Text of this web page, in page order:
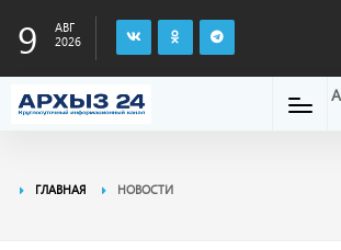
9
АВГ
2026
ГЛАВНАЯ НОВОСТИ